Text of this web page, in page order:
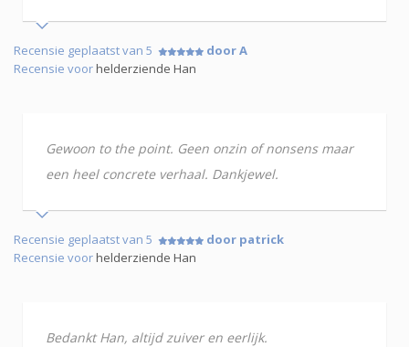
Recensie geplaatst van 5
door A
Recensie voorhelderziende Han
Gewoon to the point. Geen onzin of nonsens maar
een heel concrete verhaal. Dankjewel.
Recensie geplaatst van 5
door patrick
Recensie voorhelderziende Han
Bedankt Han, altijd zuiver en eerlijk.